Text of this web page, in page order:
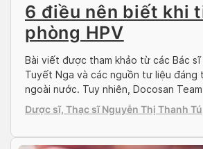
6 điều nên biết khi
phòng HPV
Bài viết được tham khảo từ các Bác sĩ
Tuyết Nga và các nguồn tư liệu đáng
ngoài nước. Tuy nhiên, Docosan
bệnh nhân hãy tìm và đặt lịch hẹn với
môn để điều trị trên Docosan.com
Dược sĩ, Thạc sĩ Nguyễn Thị Thanh Tú